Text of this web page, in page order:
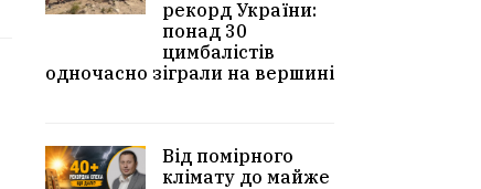
рекорд України:
понад 30
цимбалістів
одночасно зіграли на вершині
Від помірного
клімату до майже